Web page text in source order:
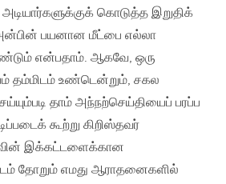
அடியார்களுக்குக் கொடுத்த இறுதிக்
பயனான மீட்பை எல்லா
என்பதாம். ஆகவே, ஒரு
தம்மிடம் உண்டென்றும், சகல
தாம் அந்நற்செய்தியைப் பரப்ப
கூற்று கிறிஸ்தவர்
இக்கட்டளைக்கான
தோறும் எமது ஆராதனைகளில்